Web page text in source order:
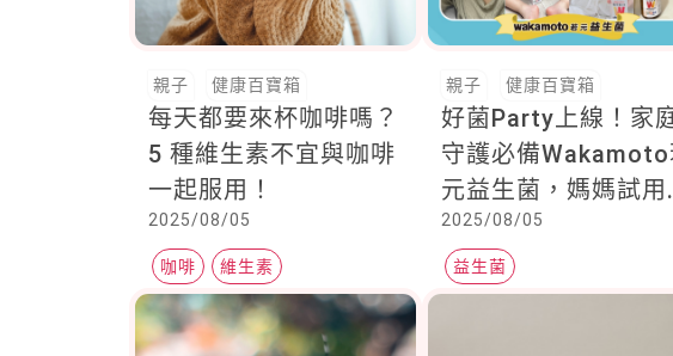
親子 健康百寶箱
每天都要來杯咖啡嗎？
5 種維生素不宜與咖啡
一起服用！
2025/08/05
咖啡 維生素
親子 健康百寶箱
好菌Party上線！家
守護必備Wakamoto
元益生菌，媽媽試用
實口碑！
2025/08/05
益生菌